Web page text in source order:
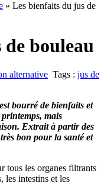
» Les bienfaits du jus de
bouleau
alternative Tags : jus de
bourré de bienfaits et
mais
Extrait à partir des
bon pour la santé et
tous les organes filtrants
les intestins et les